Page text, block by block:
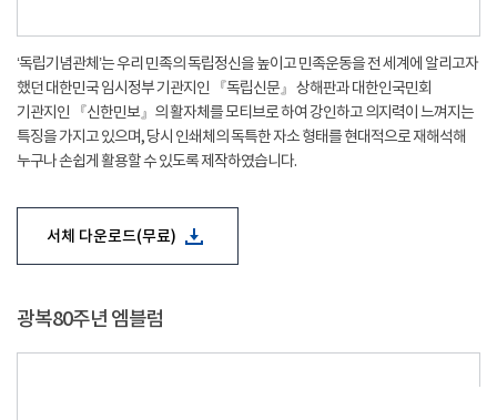
‘독립기념관체’는 우리 민족의 독립정신을 높이고 민족운동을 전 세계에 알리고자
했던 대한민국 임시정부 기관지인 『독립신문』 상해판과 대한인국민회
기관지인 『신한민보』의 활자체를 모티브로 하여 강인하고 의지력이 느껴지는
특징을 가지고 있으며, 당시 인쇄체의 독특한 자소 형태를 현대적으로 재해석해
누구나 손쉽게 활용할 수 있도록 제작하였습니다.
서체 다운로드(무료)
광복80주년 엠블럼